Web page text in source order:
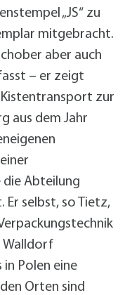
„JS“ zu
mitgebracht.
aber auch
– er zeigt
zur
aus dem Jahr
die Abteilung
selbst, so Tietz,
Walldorf
Polen eine
Orten sind